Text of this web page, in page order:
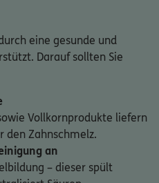
eine gesunde und
Darauf sollten Sie
Vollkornprodukte liefern
den Zahnschmelz.
an
– dieser spült